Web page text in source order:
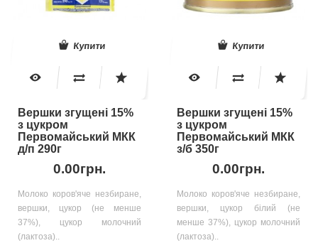
Купити
Вершки згущені 15%
з цукром
Первомайський МКК
д/п 290г
0.00грн.
Молоко коров'яче незбиране,
вершки, цукор (не менше
37%), цукор молочний
(лактоза)..
Купити
Вершки згущені 15%
з цукром
Первомайський МКК
з/б 350г
0.00грн.
Молоко коров'яче незбиране,
вершки, цукор білий (не
менше 37%), цукор молочний
(лактоза)..